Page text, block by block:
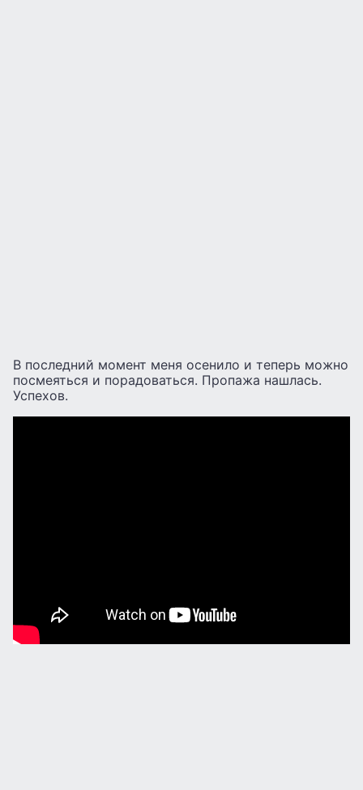
В последний момент меня осенило и теперь можно
посмеяться и порадоваться. Пропажа нашлась.
Успехов.